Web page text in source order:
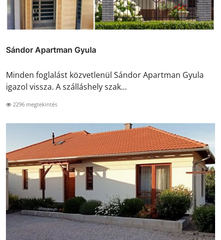
Sándor Apartman Gyula
Minden foglalást közvetlenül Sándor Apartman Gyula
igazol vissza. A szálláshely szak...
2296 megtekintés